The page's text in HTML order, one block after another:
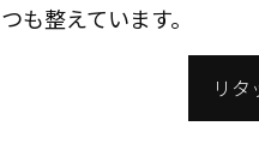
つも整えています。
リ